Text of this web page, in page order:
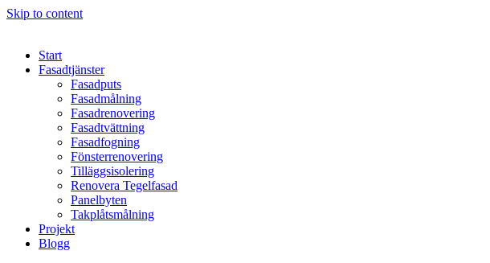
Skip to content
Start
Fasadtjänster
Fasadputs
Fasadmålning
Fasadrenovering
Fasadtvättning
Fasadfogning
Fönsterrenovering
Tilläggsisolering
Renovera Tegelfasad
Panelbyten
Takplåtsmålning
Projekt
Blogg